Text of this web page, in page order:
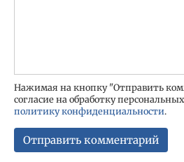
Нажимая на кнопку "Отправить
согласие на обработку
политику конфиденциальности.